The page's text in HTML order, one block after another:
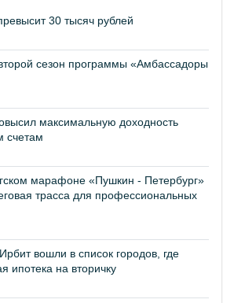
30 тысяч рублей
сезон программы «Амбассадоры
максимальную доходность
счетам
марафоне «Пушкин - Петербург»
трасса для профессиональных
вошли в список городов, где
ипотека на вторичку